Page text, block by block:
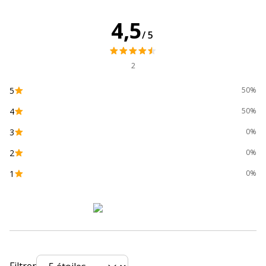
Référence
fabricant
Divers
Divers
6700 Premium H711n
Format,7612 Wide Format
Consommables
Pack de 1
4,5/5
2
5 50%
4 50%
3 0%
2 0%
1 0%